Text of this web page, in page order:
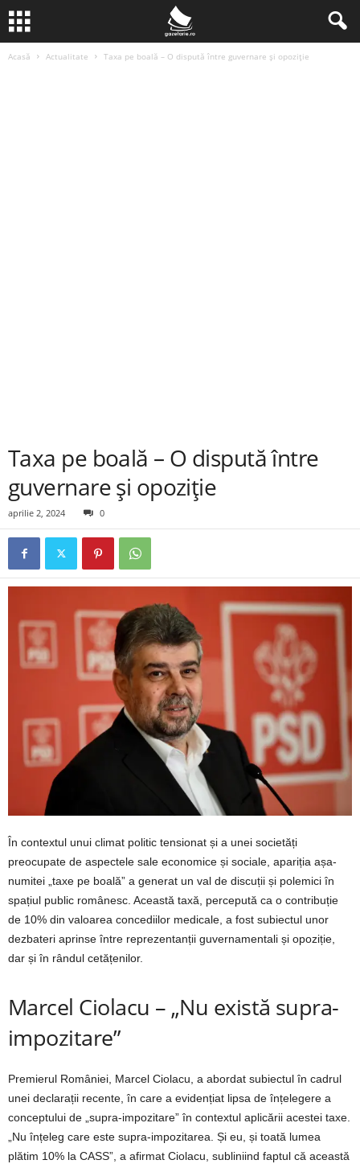
Acasă Actualitate Taxa pe boală – O dispută între guvernare și opoziție
Taxa pe boală – O dispută între
guvernare și opoziție
aprilie 2, 2024 0
În contextul unui climat politic tensionat și a unei societăți
preocupate de aspectele sale economice și sociale, apariția așa-
numitei „taxe pe boală” a generat un val de discuții și polemici în
spațiul public românesc. Această taxă, percepută ca o contribuție
de 10% din valoarea concediilor medicale, a fost subiectul unor
dezbateri aprinse între reprezentanții guvernamentali și opoziție,
dar și în rândul cetățenilor.
Marcel Ciolacu – „Nu există supra-
impozitare”
Premierul României, Marcel Ciolacu, a abordat subiectul în cadrul
unei declarații recente, în care a evidențiat lipsa de înțelegere a
conceptului de „supra-impozitare” în contextul aplicării acestei taxe.
„Nu înțeleg care este supra-impozitarea. Și eu, și toată lumea
plătim 10% la CASS”, a afirmat Ciolacu, subliniind faptul că această